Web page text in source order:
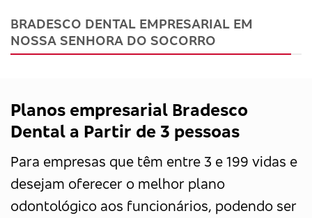
BRADESCO DENTAL EMPRESARIAL EM
NOSSA SENHORA DO SOCORRO
Planos empresarial Bradesco
Dental a Partir de 3 pessoas
Para empresas que têm entre 3 e 199 vidas e
desejam oferecer o melhor plano
odontológico aos funcionários, podendo ser